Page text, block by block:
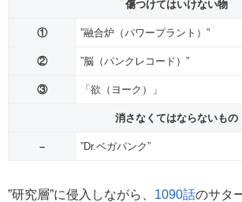
傷つけてはいけない物
① ”融合炉（パワープラント）”
② ”脳（パンクレコード）”
③ 「欲（ヨーク）」
消さなくてはならないもの
– ”Dr.ベガパンク”
”研究層”に侵入しながら、 1090話のサタ